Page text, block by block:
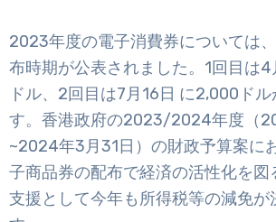
2023年度の電子消費券については
布時期が公表されました。1回目は
ドル、2回目は7月16日 に2,000ドル
す。香港政府の2023/2024年度（
~2024年3月31日）の財政予算案に
子商品券の配布で経済の活性化を図
支援として今年も所得税等の減免が